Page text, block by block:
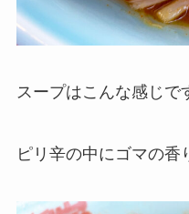
スープはこんな感じで
ピリ辛の中にゴマの香